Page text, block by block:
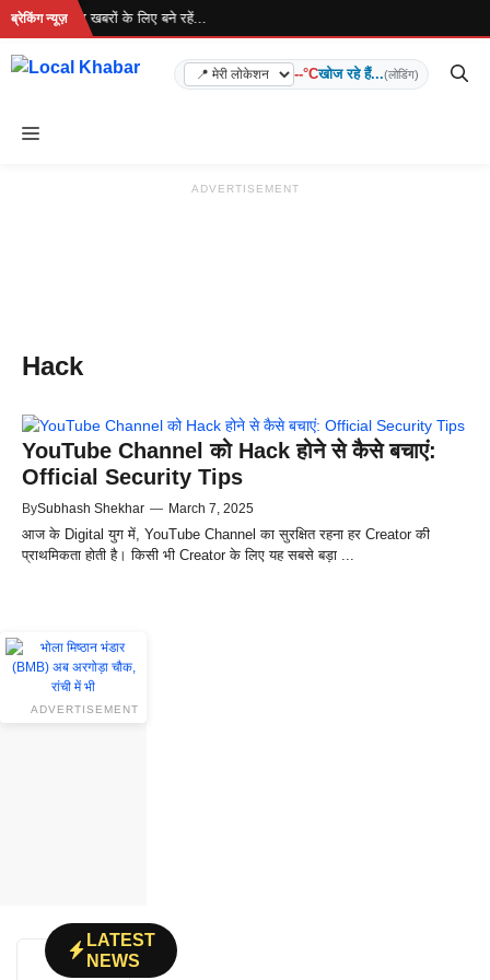
Skip
content
ब्रेकिंग न्यूज़
रहा है... ताज़ा खबरों के लिए बने रहें...
--°Cखोज रहे हैं...(लोडिंग)
Menu
ADVERTISEMENT
Hack
YouTube Channel को Hack होने से कैसे बचाएं:
Official Security Tips
BySubhash Shekhar — March 7, 2025
आज के Digital युग में, YouTube Channel का सुरक्षित रहना हर Creator की
प्राथमिकता होती है। किसी भी Creator के लिए यह सबसे बड़ा ...
ADVERTISEMENT
LATEST
NEWS